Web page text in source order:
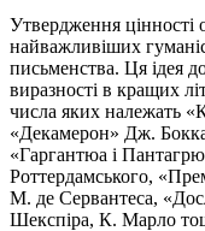
Утвердження цінності
найважливіших
письменства. Ця ідея
виразності в кращих
числа яких належать
«Декамерон» Дж.
«Гаргантюа і
Роттердамського,
М. де Сервантеса,
Шекспіра, К. Марло